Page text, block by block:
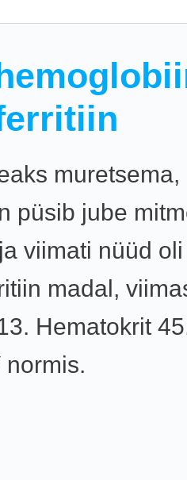
muretsema,
püsib jube
viimati nüüd
madal,
Hematokrit
normis.